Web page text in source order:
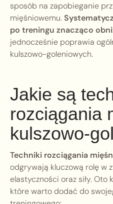
sposób na zapobieganie
mięśniowemu.
po treningu znacząco
jednocześnie poprawia
kulszowo-goleniowych.
Jakie są
rozciągania
kulszowo-
Techniki rozciągania
odgrywają kluczową rolę w
elastyczności oraz siły. Oto
które warto dodać do